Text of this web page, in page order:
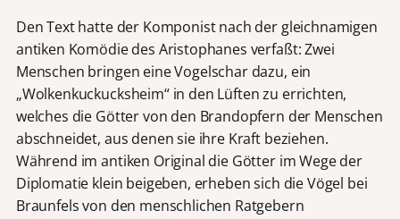
Den Text hatte der Komponist nach der gleichnamigen
antiken Komödie des Aristophanes verfaßt: Zwei
Menschen bringen eine Vogelschar dazu, ein
„Wolkenkuckucksheim“ in den Lüften zu errichten,
welches die Götter von den Brandopfern der Menschen
abschneidet, aus denen sie ihre Kraft beziehen.
Während im antiken Original die Götter im Wege der
Diplomatie klein beigeben, erheben sich die Vögel bei
Braunfels von den menschlichen Ratgebern